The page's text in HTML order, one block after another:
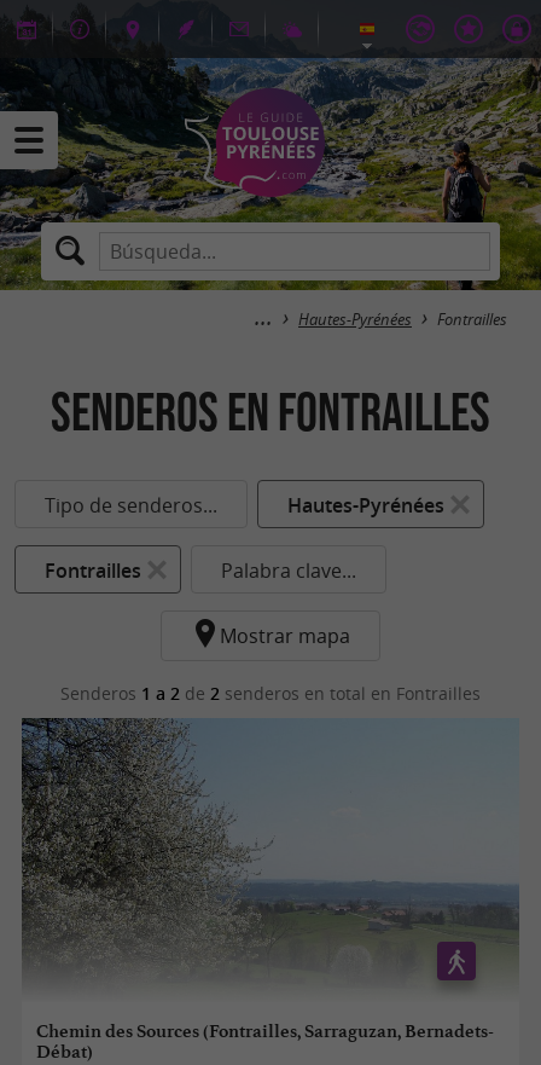
Hautes-Pyrénées Fontrailles
senderos en Fontrailles
Tipo de senderos... Hautes-Pyrénées
Fontrailles Palabra clave...
Mostrar mapa
Senderos 1 a 2 de 2 senderos en total en Fontrailles
Chemin des Sources (Fontrailles, Sarraguzan, Bernadets-
Débat)